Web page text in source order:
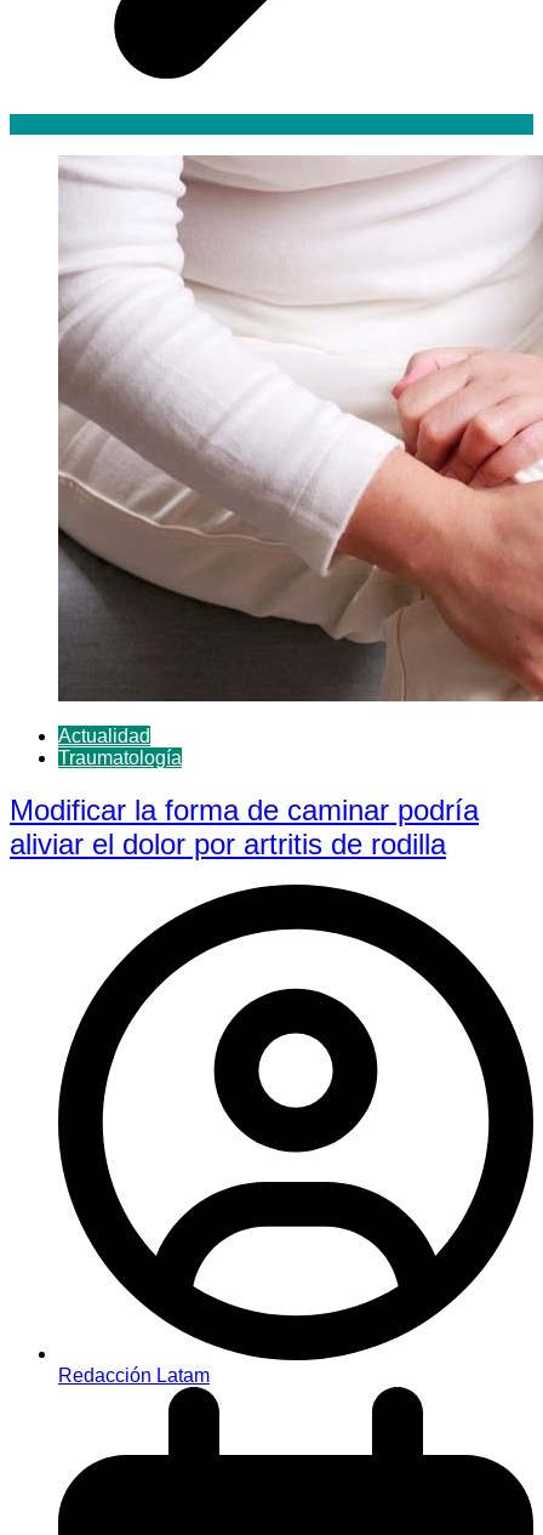
Actualidad
Traumatología
Modificar la forma de caminar podría
aliviar el dolor por artritis de rodilla
Redacción Latam